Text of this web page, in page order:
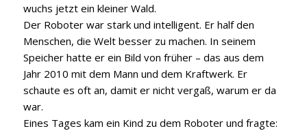
wuchs jetzt ein kleiner Wald.
Der Roboter war stark und intelligent. Er half den
Menschen, die Welt besser zu machen. In seinem
Speicher hatte er ein Bild von früher – das aus dem
Jahr 2010 mit dem Mann und dem Kraftwerk. Er
schaute es oft an, damit er nicht vergaß, warum er da
war.
Eines Tages kam ein Kind zu dem Roboter und fragte: